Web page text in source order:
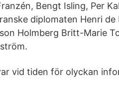
Bengt Isling, Per
diplomaten Henri de
Holmberg Britt-Marie
vid tiden för olyckan